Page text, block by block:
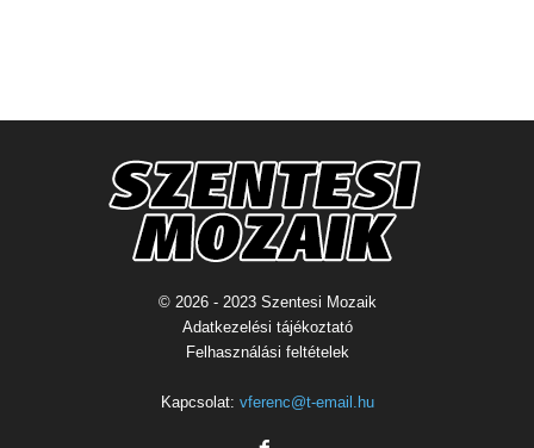
© 2026 - 2023 Szentesi Mozaik
Adatkezelési tájékoztató
Felhasználási feltételek
Kapcsolat: vferenc@t-email.hu